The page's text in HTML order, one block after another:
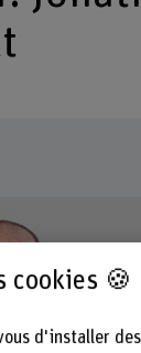
cookies 🍪
d'installer